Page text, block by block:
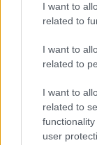
I want to
related to
I want to
related to
I want to
related to
user
Nem Bécs lett